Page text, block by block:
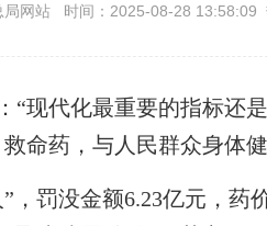
局网站 时间：2025-08-28
代化最重要的指标还
命药，与人民群众身体
罚没金额6.23亿元，药